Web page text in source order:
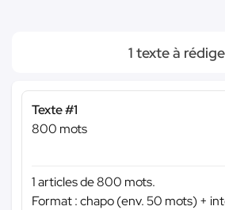
1 texte à
Texte #1
800 mots
1 articles de 800 mots.
Format : chapo (env. 50 mots) +